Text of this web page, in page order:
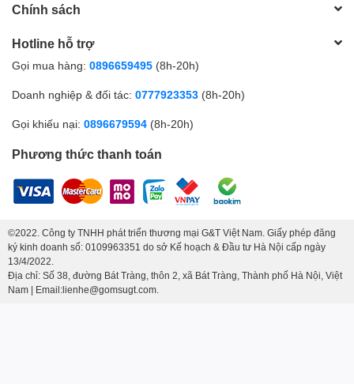
Chính sách
Hotline hỗ trợ
Gọi mua hàng: 0896659495 (8h-20h)
Doanh nghiệp & đối tác: 0777923353 (8h-20h)
Gọi khiếu nại: 0896679594 (8h-20h)
Phương thức thanh toán
©2022. Công ty TNHH phát triển thương mại G&T Việt Nam. Giấy phép đăng
ký kinh doanh số: 0109963351 do sở Kế hoạch & Đầu tư Hà Nội cấp ngày
13/4/2022.
Địa chỉ: Số 38, đường Bát Tràng, thôn 2, xã Bát Tràng, Thành phố Hà Nội, Việt
Nam | Email:lienhe@gomsugt.com.